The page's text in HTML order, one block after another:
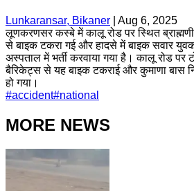
Lunkaransar, Bikaner
Aug 6, 2025
लूणकरणसर कस्बे में कालू रोड पर स्थित ब्राह्मणी
से बाइक टकरा गई और हादसे में बाइक सवार
अस्पताल में भर्ती करवाया गया है। कालू रोड पर
बैरिकेट्स से यह बाइक टकराई और कुमाणा बास
हो गया।
#accident#national
MORE NEWS